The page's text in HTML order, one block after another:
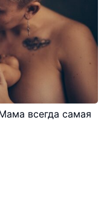
всегда самая